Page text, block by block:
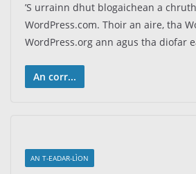
’S urrainn dhut blogaichean a
WordPress.com. Thoir an aire, tha
WordPress.org ann agus tha diofar
An corr...
AN T-EADAR-LÌON